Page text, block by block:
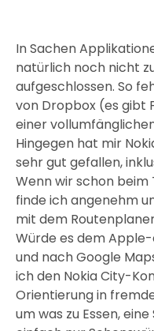
In Sachen
natürlich noch nicht
aufgeschlossen. So
von Dropbox (es
einer
Hingegen hat mir
sehr gut gefallen,
Wenn wir schon beim
finde ich angenehm
mit dem
Würde es dem
und nach Google
ich den Nokia City-
Orientierung in
um was zu Essen,